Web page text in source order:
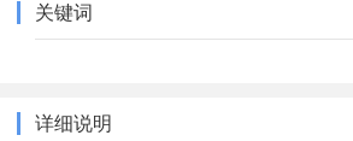
关键词
详细说明